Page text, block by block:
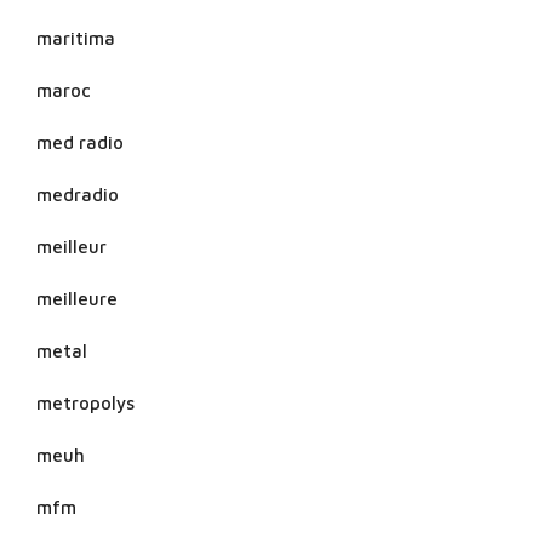
maritima
maroc
med radio
medradio
meilleur
meilleure
metal
metropolys
meuh
mfm